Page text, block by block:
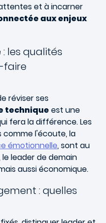
et à incarner
aux enjeux
les qualités
faire
réviser ses
technique est une
fera la différence. Les
l'écoute, la
émotionnelle, sont au
leader de demain
aussi économique.
: quelles